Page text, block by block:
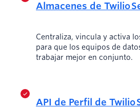
Almacenes de Twilio
Centraliza, vincula y activa
para que los equipos de
trabajar mejor en conjunto.
API de Perfil de Twilio